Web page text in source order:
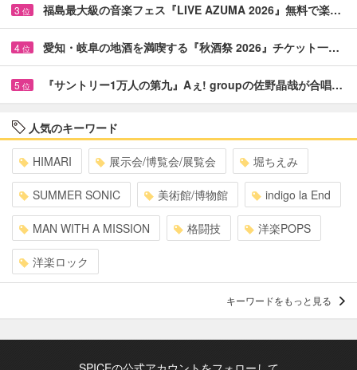
3 位 福島最大級の音楽フェス『LIVE AZUMA 2026』無料で楽…
4 位 愛知・岐阜の地酒を満喫する『秋酒祭 2026』チケット一…
5 位 『サントリー1万人の第九』Aぇ! groupの佐野晶哉が合唱…
人気のキーワード
HIMARI 展示会/博覧会/展覧会 堀ちえみ
SUMMER SONIC 美術館/博物館 indigo la End
MAN WITH A MISSION 格闘技 洋楽POPS
洋楽ロック
キーワードをもっと見る